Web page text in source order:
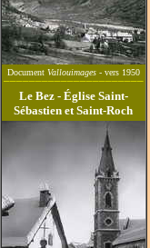
Document Vallouimages - vers 1950
______________________
Le Bez - Église Saint-
Sébastien et Saint-Roch